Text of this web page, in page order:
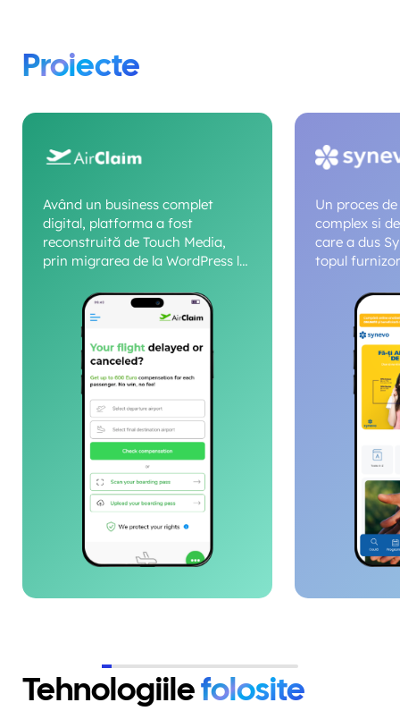
Proiecte
Având un business complet
digital, platforma a fost
reconstruită de Touch Media,
prin migrarea de la WordPress la
arhitectură a îmbunătățit
semnificativ viteza, securitatea
și automatizarea proceselor cu
ajutorul diverselor integrari cu
parteneri externi sau adaugarea
unui Chat Bot AI,&nbsp;
permițând gestionarea rapidă a
cererilor și extinderea
internațională a companiei.
Un proces
complex si
care a dus
topul
bazele
software.
Tehnologiilefolosite